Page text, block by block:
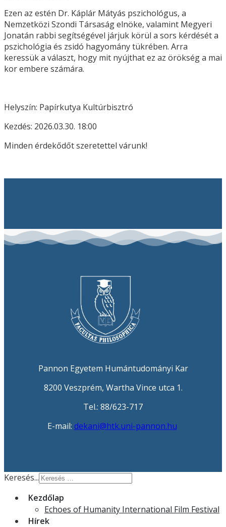
Ezen az estén Dr. Káplár Mátyás pszichológus, a
Nemzetközi Szondi Társaság elnöke, valamint Megyeri
Jonatán rabbi segítségével járjuk körül a sors kérdését a
pszichológia és zsidó hagyomány tükrében. Arra
keressük a választ, hogy mit nyújthat ez az örökség a mai
kor embere számára.
Helyszín: Papírkutya Kultúrbisztró
Kezdés: 2026.03.30. 18:00
Minden érdekődőt szeretettel várunk!
Pannon Egyetem Humántudományi Kar
8200 Veszprém, Wartha Vince utca 1.
Tel.: 88/623-717
E-mail: dekani@htk.uni-pannon.hu
Keresés...
Kezdőlap
Echoes of Humanity International Film Festival
Hírek